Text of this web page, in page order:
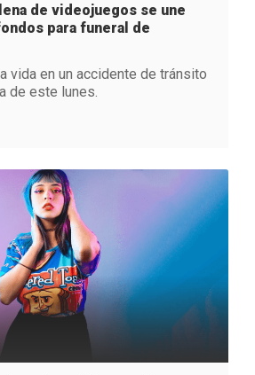
de videojuegos se une
para funeral de
vida en un accidente de tránsito
de este lunes.